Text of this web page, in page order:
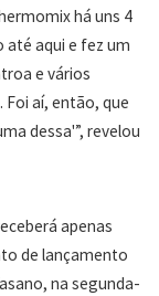
há uns 4
até aqui e fez um
e vários
Foi aí, então, que
dessa'”, revelou
apenas
de lançamento
na segunda-